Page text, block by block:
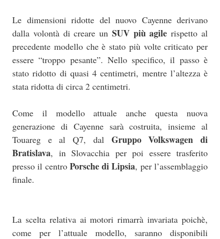
Le dimensioni ridotte del nuovo Cayenne derivano
dalla volontà di creare un SUV più agile rispetto al
precedente modello che è stato più volte criticato per
essere “troppo pesante”. Nello specifico, il passo è
stato ridotto di quasi 4 centimetri, mentre l’altezza è
stata ridotta di circa 2 centimetri.
Come il modello attuale anche questa nuova
generazione di Cayenne sarà costruita, insieme al
Touareg e al Q7, dal Gruppo Volkswagen di
Bratislava, in Slovacchia per poi essere trasferito
presso il centro Porsche di Lipsia, per l’assemblaggio
finale.
La scelta relativa ai motori rimarrà invariata poichè,
come per l’attuale modello, saranno disponibili